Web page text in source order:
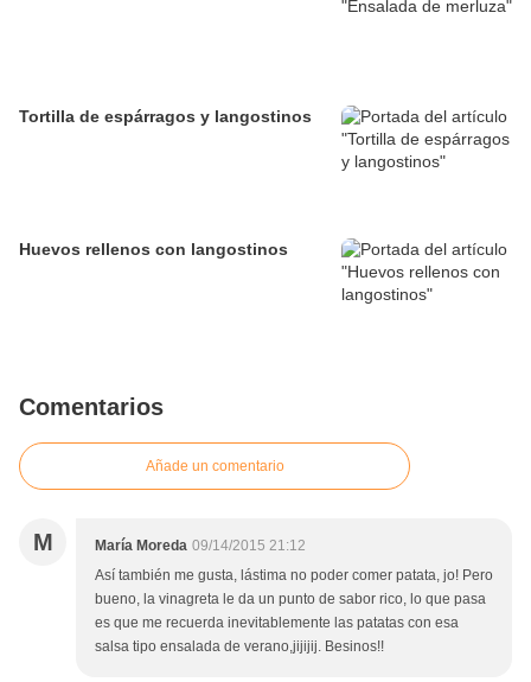
Tortilla de espárragos y langostinos
Huevos rellenos con langostinos
Comentarios
Añade un comentario
M María Moreda 09/14/2015 21:12
Así también me gusta, lástima no poder comer patata, jo! Pero
bueno, la vinagreta le da un punto de sabor rico, lo que pasa
es que me recuerda inevitablemente las patatas con esa
salsa tipo ensalada de verano,jijijij. Besinos!!